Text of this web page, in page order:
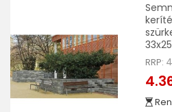
RRP: